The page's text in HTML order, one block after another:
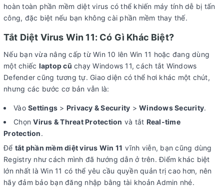
hoàn toàn phần mềm diệt virus có thể khiến máy tính dễ bị tấn
công, đặc biệt nếu bạn không cài phần mềm thay thế.
Tắt Diệt Virus Win 11: Có Gì Khác Biệt?
Nếu bạn vừa nâng cấp từ Win 10 lên Win 11 hoặc đang dùng
một chiếc laptop cũ chạy Windows 11, cách tắt Windows
Defender cũng tương tự. Giao diện có thể hơi khác một chút,
nhưng các bước cơ bản vẫn là:
Vào Settings > Privacy & Security > Windows Security.
ChọnVirus & Threat Protection và tắt Real-time
Protection.
Để tắt phần mềm diệt virus Win 11 vĩnh viễn, bạn cũng dùng
Registry như cách mình đã hướng dẫn ở trên. Điểm khác biệt
lớn nhất là Win 11 có thể yêu cầu quyền quản trị cao hơn, nên
hãy đảm bảo bạn đăng nhập bằng tài khoản Admin nhé.